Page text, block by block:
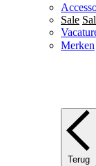
Sale
Merken
Terug